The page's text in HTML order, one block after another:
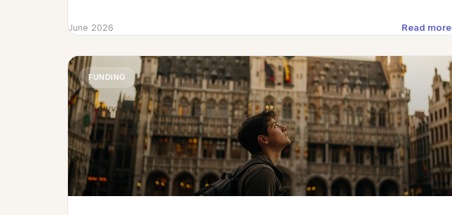
June 2026 Read more
FUNDING